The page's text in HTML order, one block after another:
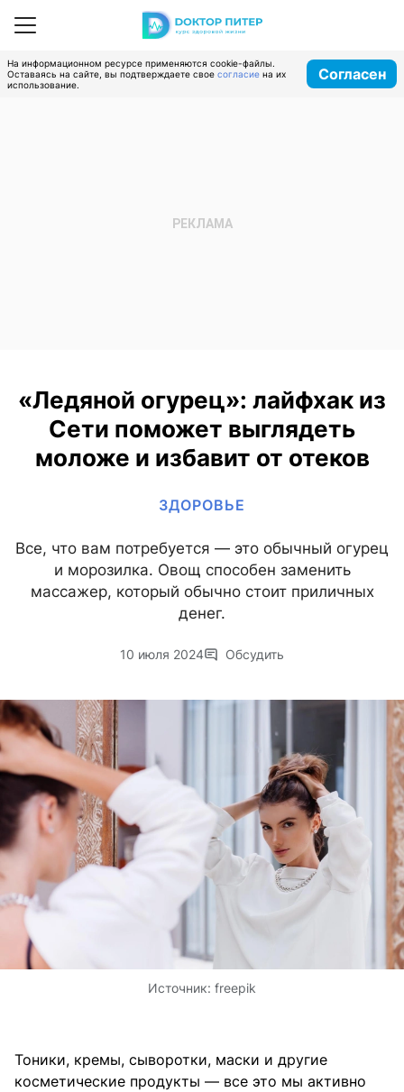
На информационном ресурсе применяются cookie-файлы.
Оставаясь на сайте, вы подтверждаете свое согласие на их
использование.
Согласен
«Ледяной огурец»: лайфхак из
Сети поможет выглядеть
моложе и избавит от отеков
ЗДОРОВЬЕ
Все, что вам потребуется — это обычный огурец
и морозилка. Овощ способен заменить
массажер, который обычно стоит приличных
денег.
10 июля 2024 Обсудить
Источник: freepik
Тоники, кремы, сыворотки, маски и другие
косметические продукты — все это мы активно